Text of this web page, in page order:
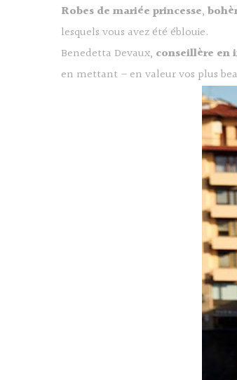
Robes de mariée princesse,
lesquels vous avez été éblouie.
Benedetta Devaux, conseillère en
en mettant – en valeur vos plus